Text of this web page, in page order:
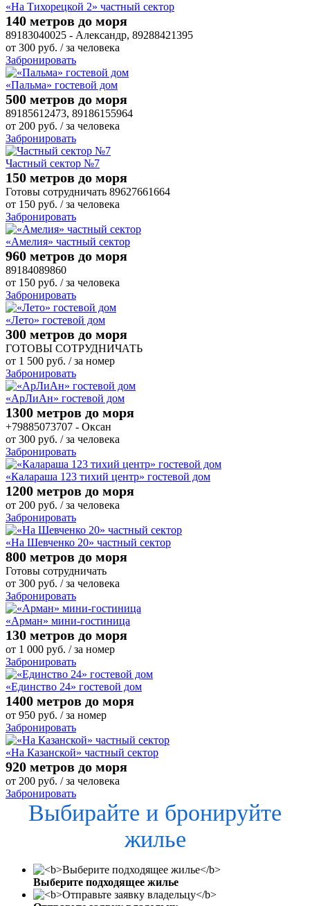
«На Тихорецкой 2» частный сектор
140 метров до моря
89183040025 - Александр, 89288421395
от 300 руб. / за человека
Забронировать
«Пальма» гостевой дом
500 метров до моря
89185612473, 89186155964
от 200 руб. / за человека
Забронировать
Частный сектор №7
150 метров до моря
Готовы сотрудничать 89627661664
от 150 руб. / за человека
Забронировать
«Амелия» частный сектор
960 метров до моря
89184089860
от 150 руб. / за человека
Забронировать
«Лето» гостевой дом
300 метров до моря
ГОТОВЫ СОТРУДНИЧАТЬ
от 1 500 руб. / за номер
Забронировать
«АрЛиАн» гостевой дом
1300 метров до моря
+79885073707 - Оксан
от 300 руб. / за человека
Забронировать
«Калараша 123 тихий центр» гостевой дом
1200 метров до моря
от 200 руб. / за человека
Забронировать
«На Шевченко 20» частный сектор
800 метров до моря
Готовы сотрудничать
от 300 руб. / за человека
Забронировать
«Арман» мини-гостиница
130 метров до моря
от 1 000 руб. / за номер
Забронировать
«Единство 24» гостевой дом
1400 метров до моря
от 950 руб. / за номер
Забронировать
«На Казанской» частный сектор
920 метров до моря
от 200 руб. / за человека
Забронировать
Выбирайте и бронируйте
жилье
Выберите подходящее жилье